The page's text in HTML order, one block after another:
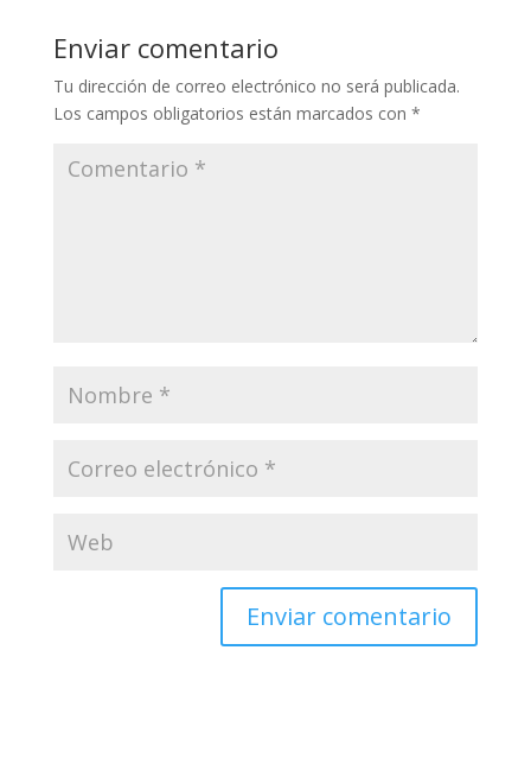
Enviar comentario
Tu dirección de correo electrónico no será publicada.
Los campos obligatorios están marcados con *